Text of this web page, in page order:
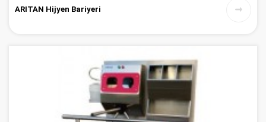
ARITAN Hijyen Bariyeri